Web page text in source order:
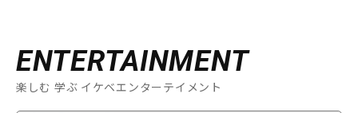
ENTERTAINMENT
楽しむ 学ぶ イケベエンターテイメント